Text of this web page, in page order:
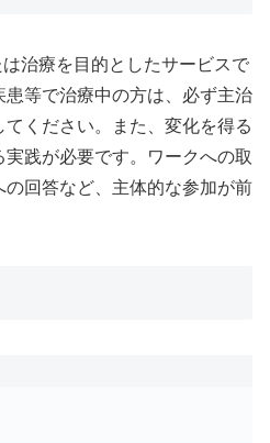
治療を目的としたサービスで
等で治療中の方は、必ず主治
ください。また、変化を得る
践が必要です。ワークへの取
の回答など、主体的な参加が前